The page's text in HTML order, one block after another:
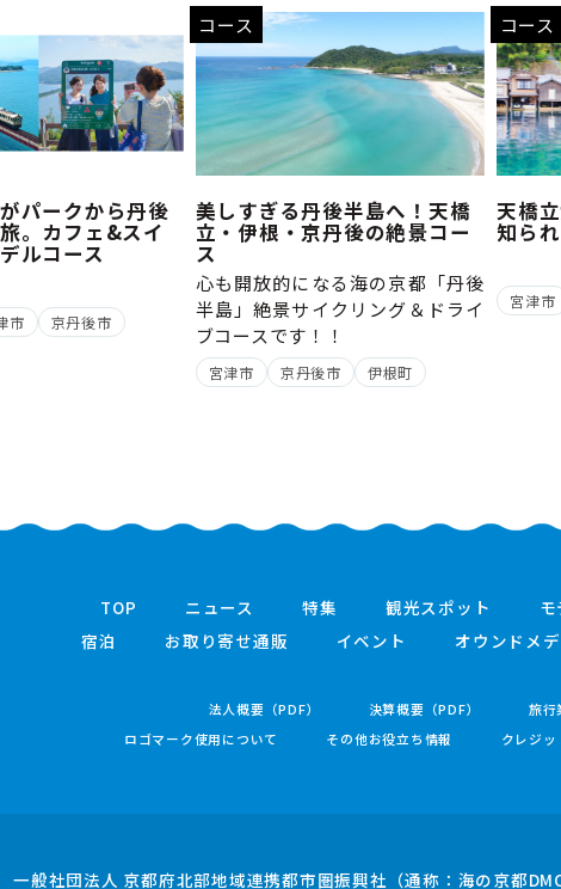
パークから丹後
。カフェ&スイ
ルコース
市
京丹後市
コース
美しすぎる丹後半島へ！天橋
立・伊根・京丹後の絶景コー
ス
心も開放的になる海の京都「丹後
半島」絶景サイクリング＆ドライ
ブコースです！！
宮津市 京丹後市 伊根町
コース
天橋
知ら
宮津市
TOP ニュース 特集 観光スポット
宿泊
お取り寄せ通販 イベント オウンドメ
法人概要（PDF） 決算概要（PDF） 旅行
ロゴマーク使用について
その他お役立ち情報 クレジッ
一般社団法人 京都府北部地域連携都市圏振興社 （通称：海の京都